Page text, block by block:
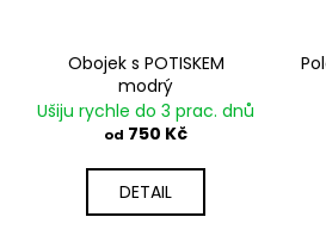
Obojek s POTISKEM
modrý
Ušiju rychle do 3 prac. dnů
od 750 Kč
DETAIL